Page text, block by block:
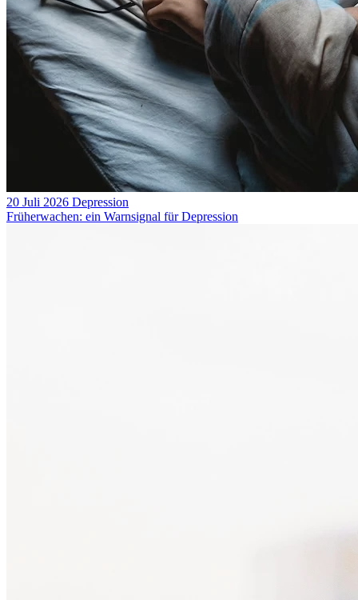
20 Juli 2026 Depression
Früherwachen: ein Warnsignal für Depression